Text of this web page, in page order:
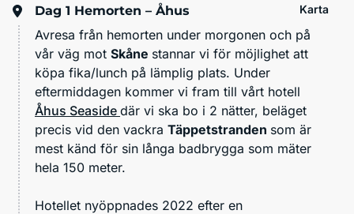
Dag 1 Hemorten – Åhus Karta
Avresa från hemorten under morgonen och på
vår väg mot Skåne stannar vi för möjlighet att
köpa fika/lunch på lämplig plats. Under
eftermiddagen kommer vi fram till vårt hotell
Åhus Seaside där vi ska bo i 2 nätter, beläget
precis vid den vackra Täppetstranden som är
mest känd för sin långa badbrygga som mäter
hela 150 meter.
Hotellet nyöppnades 2022 efter en